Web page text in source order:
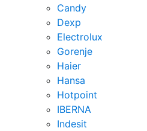
Candy
Dexp
Electrolux
Gorenje
Haier
Hansa
Hotpoint
IBERNA
Indesit